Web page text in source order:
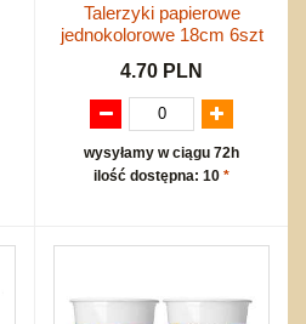
Talerzyki papierowe
jednokolorowe 18cm 6szt
4.70 PLN
wysyłamy w ciągu 72h
ilość dostępna: 10 *